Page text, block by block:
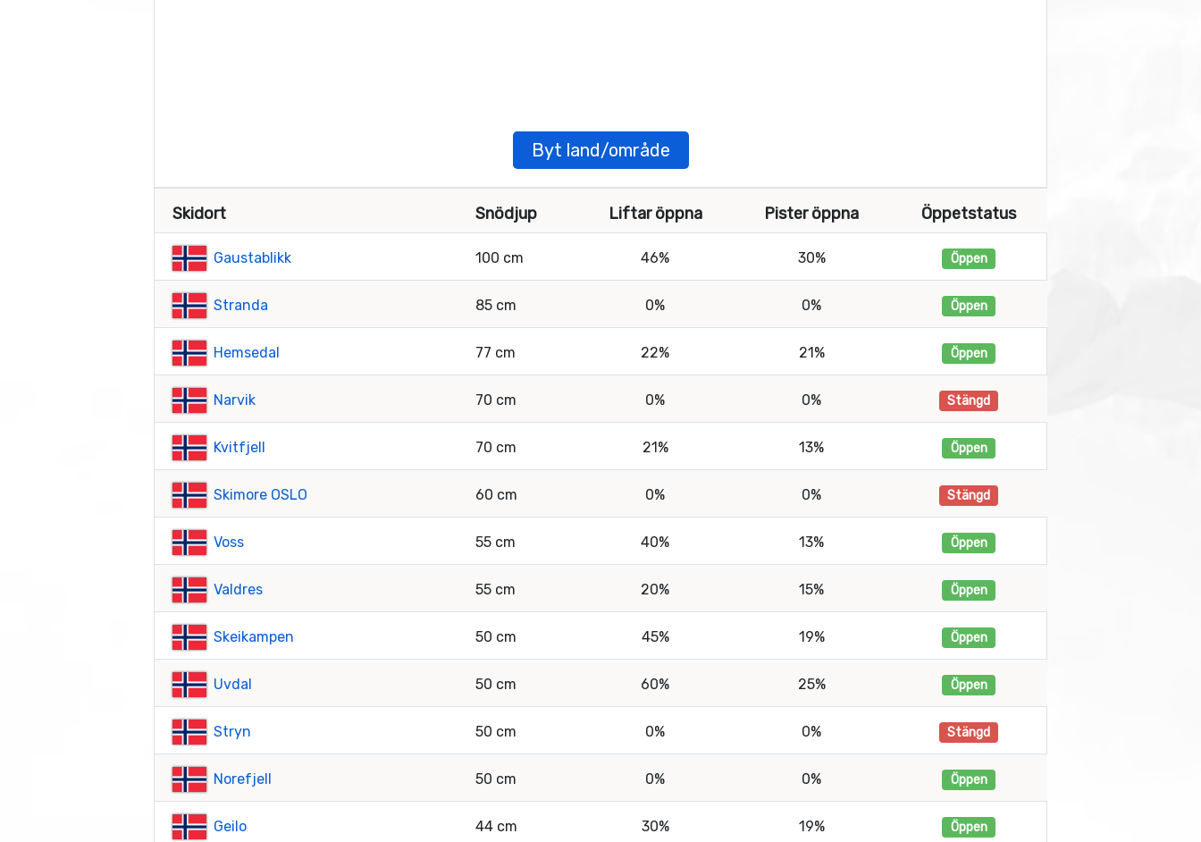
Byt land/område
Skidort Snödjup Liftar öppna Pister öppna Öppetstatus
Gaustablikk 100 cm 46% 30% Öppen
Stranda 85 cm 0% 0% Öppen
Hemsedal 77 cm 22% 21% Öppen
Narvik 70 cm 0% 0% Stängd
Kvitfjell 70 cm 21% 13% Öppen
Skimore OSLO 60 cm 0% 0% Stängd
Voss 55 cm 40% 13% Öppen
Valdres 55 cm 20% 15% Öppen
Skeikampen 50 cm 45% 19% Öppen
Uvdal 50 cm 60% 25% Öppen
Stryn 50 cm 0% 0% Stängd
Norefjell 50 cm 0% 0% Öppen
Geilo 44 cm 30% 19% Öppen